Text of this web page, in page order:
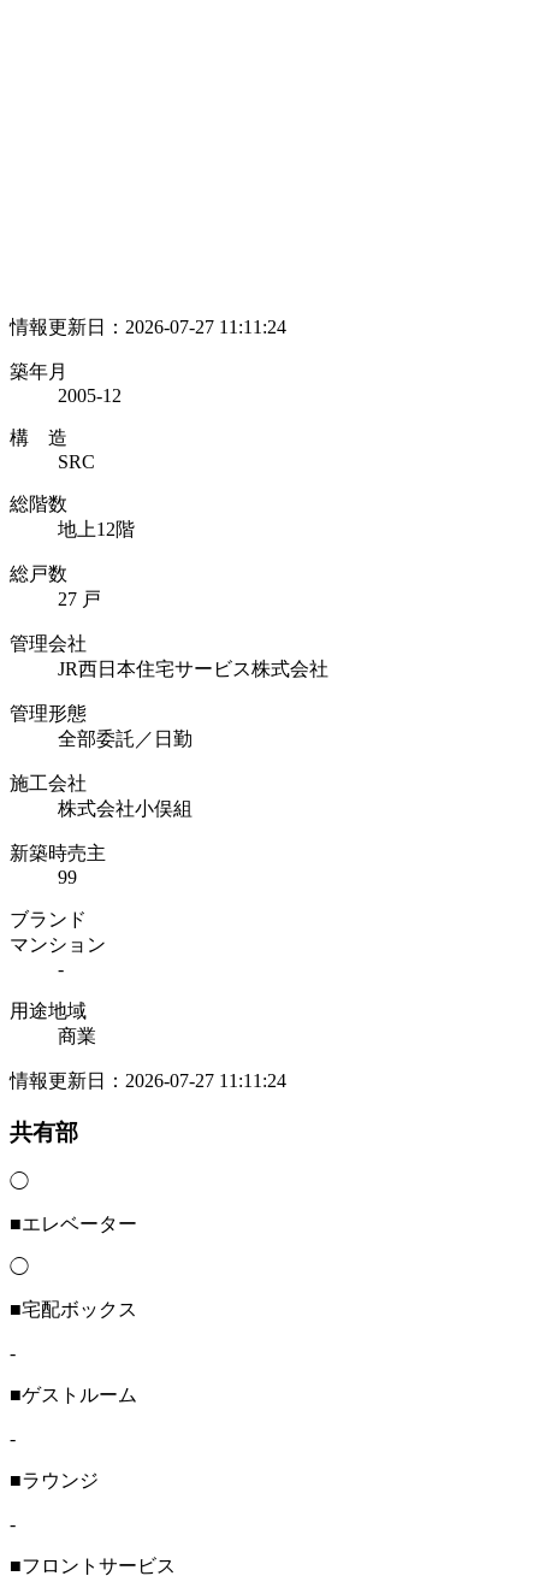
情報更新日：2026-07-27 11:11:24
築年月
2005-12
構 造
SRC
総階数
地上12階
総戸数
27 戸
管理会社
JR⻄⽇本住宅サービス株式会社
管理形態
全部委託／日勤
施工会社
株式会社⼩俣組
新築時売主
99
ブランド
マンション
-
用途地域
商業
情報更新日：2026-07-27 11:11:24
共有部
◯
■エレベーター
◯
■宅配ボックス
-
■ゲストルーム
-
■ラウンジ
-
■フロントサービス